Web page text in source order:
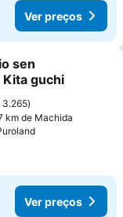
Ver preços
favoritos
sen
Kita guchi
3.265
km de Machida
Ver preços